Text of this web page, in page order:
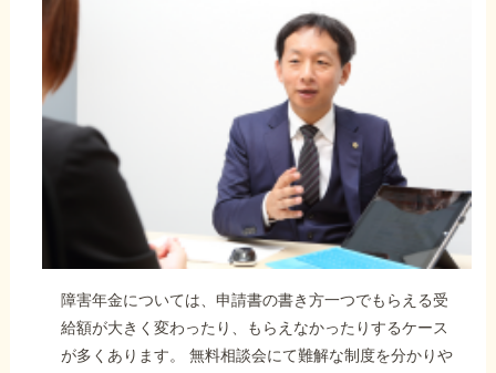
障害年金については、申請書の書き方一つでもらえる受
給額が大きく変わったり、もらえなかったりするケース
が多くあります。 無料相談会にて難解な制度を分かりや